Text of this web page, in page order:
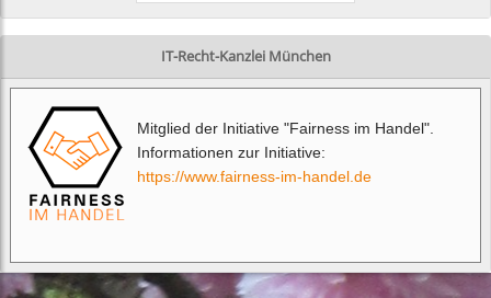
IT-Recht-Kanzlei München
Mitglied der Initiative "Fairness im Handel".
Informationen zur Initiative:
https://www.fairness-im-handel.de